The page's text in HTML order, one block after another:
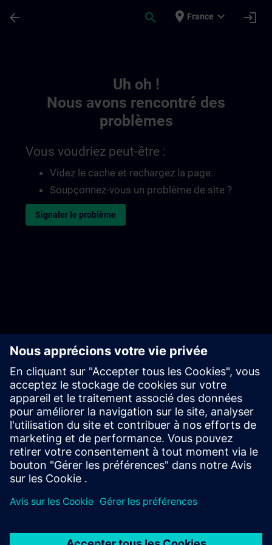
arrow_back search place France expand_more login
Uh oh !
Nous avons rencontré des
problèmes
Vous voudriez peut-être :
Videz le cache et rechargez la page.
Soupçonnez-vous un problème de site ?
Signaler le problème